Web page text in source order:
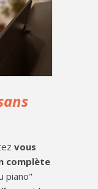
vous
complète
piano"